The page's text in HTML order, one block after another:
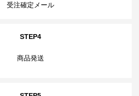
受注確定メール
STEP4
商品発送